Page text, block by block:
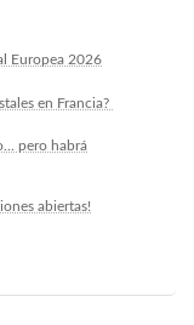
Europea 2026
en Francia?
pero habrá
abiertas!